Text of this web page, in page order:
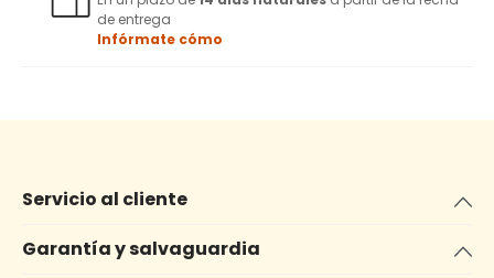
de entrega
Infórmate cómo
Servicio al cliente
Garantía y salvaguardia